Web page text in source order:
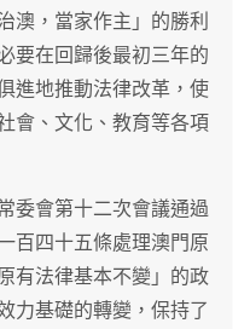
澳，當家作主」的勝利
要在回歸後最初三年的
進地推動法律改革，使
會、文化、教育等各項
委會第十二次會議通過
百四十五條處理澳門原
有法律基本不變」的政
力基礎的轉變，保持了